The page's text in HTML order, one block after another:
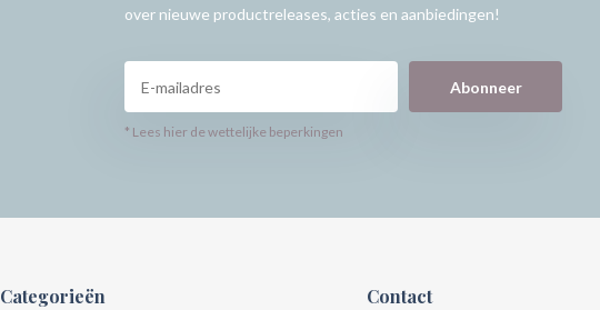
over nieuwe productreleases, acties en aanbiedingen!
Abonneer
* Lees hier de wettelijke beperkingen
Categorieën Contact